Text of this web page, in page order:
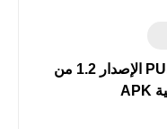
تنزيل PUBG Mobile Korean KR الإصدار 1.2 من